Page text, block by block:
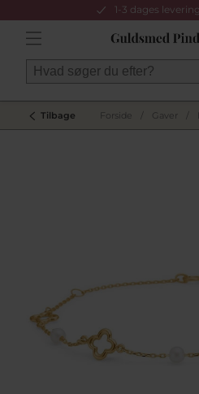
1-3 dages
Tilbage Forside Gaver